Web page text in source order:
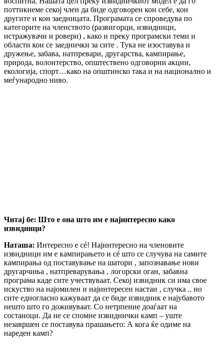
поттикнеме секој член да биде одговорен кон себе, кон
другите и кон заедницата. Програмата се спроведува по
категорите на членството (развигорци, извидници,
истражувачи и ровери) , како и преку програмски теми и
области кои се заеднички за сите . Тука не изоставува и
дружење, забава, натпревари, другарства, кампирање,
природа, волонтерство, општествено одговорни акции,
екологија, спорт…како на општинско така и на национално и
меѓународно ниво.
Читај бе: Што е она што им е најинтересно како
извидници?
Наташа: Интересно е сé! Најинтересно на членовите
извидници им е кампирањето и сé што се случува на самите
кампирања од поставување на шатори , запознавање нови
другарчиња , натпреварувања , логорски оган, забавна
програма каде сите учествуваат. Секој извидник си има свое
искуство на најомилен и најинтересен настан , случка .. но
сите едногласно кажуваат да се биде извидник е најубавото
нешто што го доживуваат. Со нетрпение доаѓаат на
состаноци. Да не се спомне извиднички камп – уште
незавршен се поставува прашањето: А кога ќе одиме на
нареден камп?